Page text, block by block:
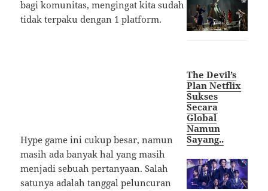
bagi komunitas, mengingat kita sudah
tidak terpaku dengan 1 platform.
Hype game ini cukup besar, namun
masih ada banyak hal yang masih
menjadi sebuah pertanyaan. Salah
satunya adalah tanggal peluncuran
The Devil’s
Plan Netflix
Sukses
Secara
Global
Namun
Sayang..